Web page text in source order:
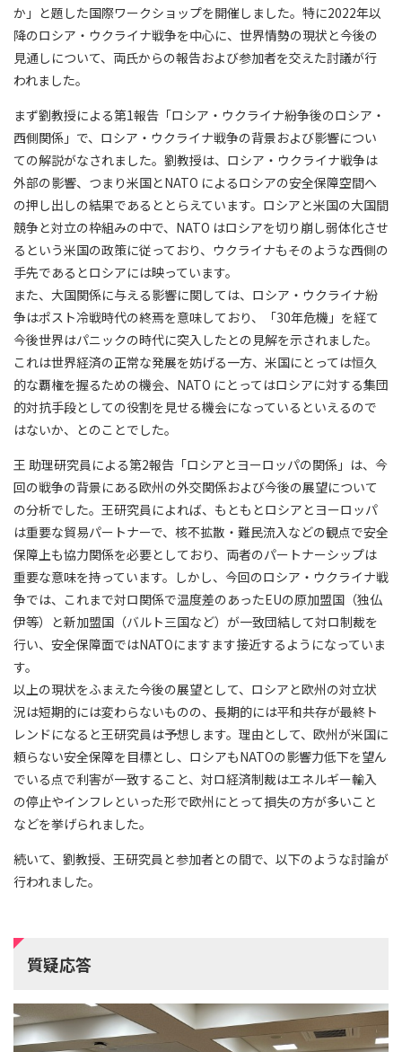
か」と題した国際ワークショップを開催しました。特に2022年以
降のロシア・ウクライナ戦争を中心に、世界情勢の現状と今後の
見通しについて、両氏からの報告および参加者を交えた討議が行
われました。
まず劉教授による第1報告「ロシア・ウクライナ紛争後のロシア・
西側関係」で、ロシア・ウクライナ戦争の背景および影響につい
ての解説がなされました。劉教授は、ロシア・ウクライナ戦争は
外部の影響、つまり米国とNATO によるロシアの安全保障空間へ
の押し出しの結果であるととらえています。ロシアと米国の大国間
競争と対立の枠組みの中で、NATO はロシアを切り崩し弱体化させ
るという米国の政策に従っており、ウクライナもそのような西側の
手先であるとロシアには映っています。
また、大国関係に与える影響に関しては、ロシア・ウクライナ紛
争はポスト冷戦時代の終焉を意味しており、「30年危機」を経て
今後世界はパニックの時代に突入したとの見解を示されました。
これは世界経済の正常な発展を妨げる一方、米国にとっては恒久
的な覇権を握るための機会、NATO にとってはロシアに対する集団
的対抗手段としての役割を見せる機会になっているといえるので
はないか、とのことでした。
王 助理研究員による第2報告「ロシアとヨーロッパの関係」は、今
回の戦争の背景にある欧州の外交関係および今後の展望について
の分析でした。王研究員によれば、もともとロシアとヨーロッパ
は重要な貿易パートナーで、核不拡散・難民流入などの観点で安全
保障上も協力関係を必要としており、両者のパートナーシップは
重要な意味を持っています。しかし、今回のロシア・ウクライナ戦
争では、これまで対ロ関係で温度差のあったEUの原加盟国（独仏
伊等）と新加盟国（バルト三国など）が一致団結して対ロ制裁を
行い、安全保障面ではNATOにますます接近するようになっていま
す。
以上の現状をふまえた今後の展望として、ロシアと欧州の対立状
況は短期的には変わらないものの、長期的には平和共存が最終ト
レンドになると王研究員は予想します。理由として、欧州が米国に
頼らない安全保障を目標とし、ロシアもNATOの影響力低下を望ん
でいる点で利害が一致すること、対ロ経済制裁はエネルギー輸入
の停止やインフレといった形で欧州にとって損失の方が多いこと
などを挙げられました。
続いて、劉教授、王研究員と参加者との間で、以下のような討論が
行われました。
質疑応答